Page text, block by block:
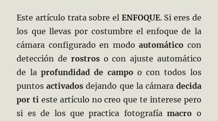
Este artículo trata sobre el ENFOQUE. Si eres de
los que llevas por costumbre el enfoque de la
cámara configurado en modoautomático con
detección de rostroso con ajuste automático
de la profundidad de campoo con todos los
puntosactivados dejando que la cámara decida
por ti este artículo no creo que te interese pero
si es de los que practica fotografíamacro o